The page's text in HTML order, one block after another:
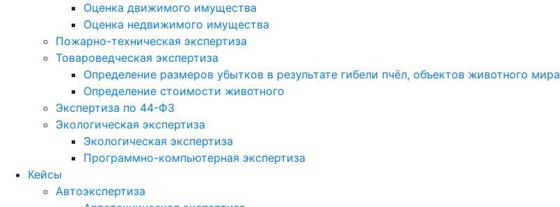
Оценка движимого имущества
Оценка недвижимого имущества
Пожарно-техническая экспертиза
Товароведческая экспертиза
Определение размеров убытков в результате гибели пчёл, объектов животного мира
Определение стоимости животного
Экспертиза по 44-ФЗ
Экологическая экспертиза
Экологическая экспертиза
Программно-компьютерная экспертиза
Кейсы
Автоэкспертиза